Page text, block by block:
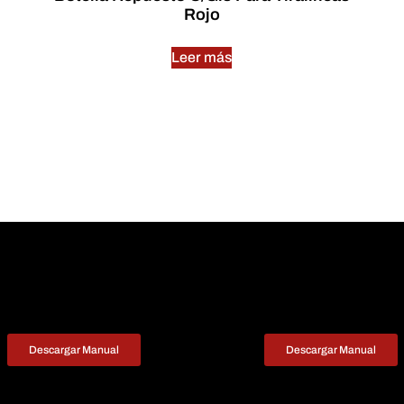
Rojo
Leer más
Descargar Manual Descargar Manual